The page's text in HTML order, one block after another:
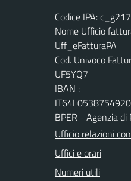
Codice IPA: c_g217
Nome Ufficio
Uff_eFatturaPA
Cod. Univoco
UF5YQ7
IBAN :
BPER - Agenzia di
Ufficio relazioni
Uffici e orari
Numeri utili